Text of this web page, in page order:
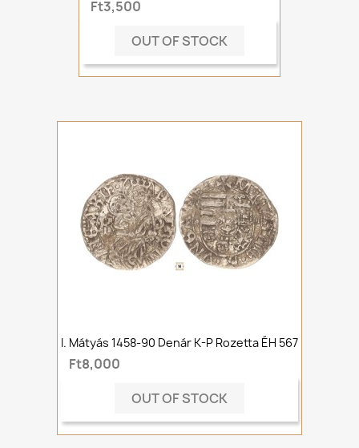
Ft3,500
OUT OF STOCK
I. Mátyás 1458-90 Denár K-P Rozetta ÉH 567
Ft8,000
OUT OF STOCK